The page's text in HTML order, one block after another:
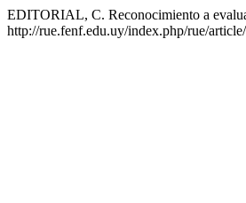
EDITORIAL, C. Reconocimiento a
http://rue.fenf.edu.uy/index.php/rue/